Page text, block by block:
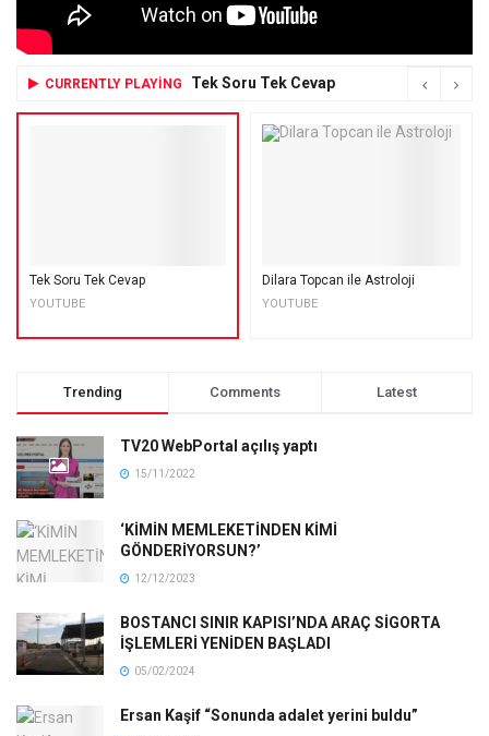
CURRENTLY PLAYING Tek Soru Tek Cevap
Tek Soru Tek Cevap
YOUTUBE
Dilara Topcan ile Astroloji
YOUTUBE
Trending Comments Latest
TV20 WebPortal açılış yaptı
15/11/2022
‘KİMİN MEMLEKETİNDEN KİMİ
GÖNDERİYORSUN?’
12/12/2023
BOSTANCI SINIR KAPISI’NDA ARAÇ SİGORTA
İŞLEMLERİ YENİDEN BAŞLADI
05/02/2024
Ersan Kaşif “Sonunda adalet yerini buldu”